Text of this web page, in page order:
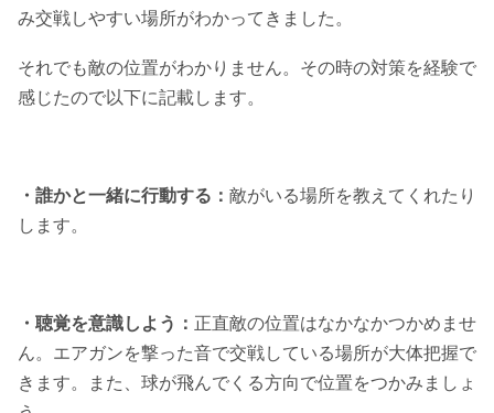
み交戦しやすい場所がわかってきました。
それでも敵の位置がわかりません。その時の対策を経験で
感じたので以下に記載します。
・誰かと一緒に行動する： 敵がいる場所を教えてくれたり
します。
・聴覚を意識しよう： 正直敵の位置はなかなかつかめませ
ん。エアガンを撃った音で交戦している場所が大体把握で
きます。また、球が飛んでくる方向で位置をつかみましょ